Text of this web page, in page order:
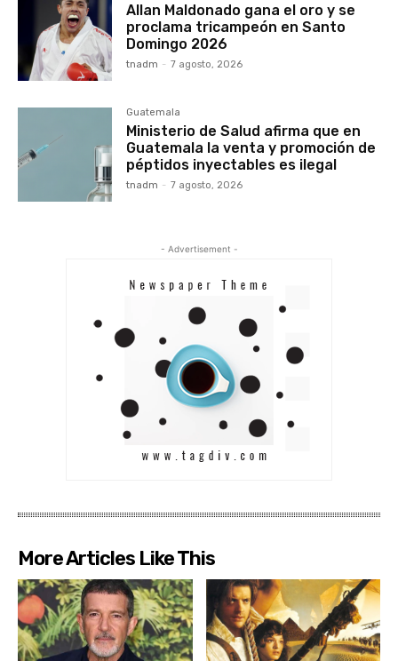
Allan Maldonado gana el oro y se
proclama tricampeón en Santo
Domingo 2026
tnadm - 7 agosto, 2026
Guatemala
Ministerio de Salud afirma que en
Guatemala la venta y promoción de
péptidos inyectables es ilegal
tnadm - 7 agosto, 2026
- Advertisement -
More Articles Like This